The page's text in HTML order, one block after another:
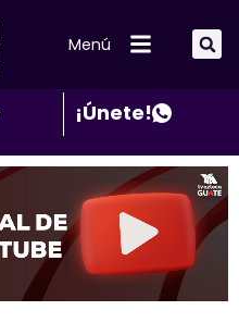
Menú
¡Únete!